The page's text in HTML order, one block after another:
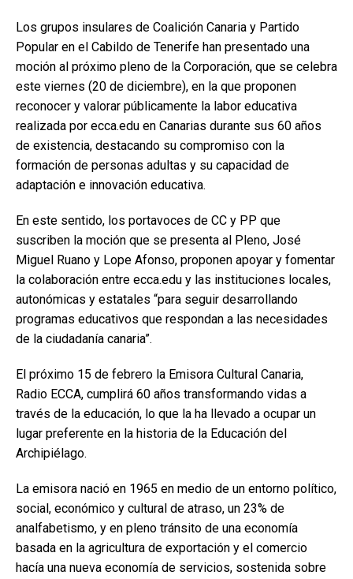
Los grupos insulares de Coalición Canaria y Partido
Popular en el Cabildo de Tenerife han presentado una
moción al próximo pleno de la Corporación, que se celebra
este viernes (20 de diciembre), en la que proponen
reconocer y valorar públicamente la labor educativa
realizada por ecca.edu en Canarias durante sus 60 años
de existencia, destacando su compromiso con la
formación de personas adultas y su capacidad de
adaptación e innovación educativa.
En este sentido, los portavoces de CC y PP que
suscriben la moción que se presenta al Pleno, José
Miguel Ruano y Lope Afonso, proponen apoyar y fomentar
la colaboración entre ecca.edu y las instituciones locales,
autonómicas y estatales “para seguir desarrollando
programas educativos que respondan a las necesidades
de la ciudadanía canaria”.
El próximo 15 de febrero la Emisora Cultural Canaria,
Radio ECCA, cumplirá 60 años transformando vidas a
través de la educación, lo que la ha llevado a ocupar un
lugar preferente en la historia de la Educación del
Archipiélago.
La emisora nació en 1965 en medio de un entorno político,
social, económico y cultural de atraso, un 23% de
analfabetismo, y en pleno tránsito de una economía
basada en la agricultura de exportación y el comercio
hacía una nueva economía de servicios, sostenida sobre